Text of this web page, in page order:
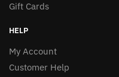
Gift Cards
HELP
My Account
Customer Help